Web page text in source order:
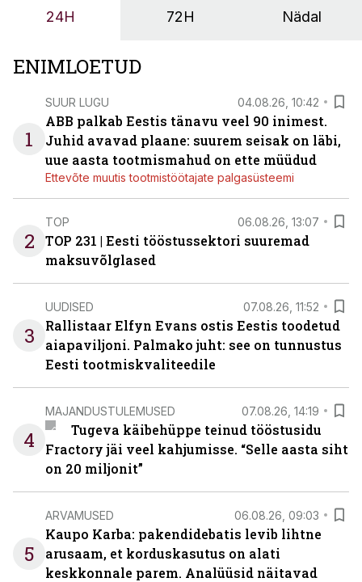
24H 72H Nädal
ENIMLOETUD
1
SUUR LUGU 04.08.26, 10:42
ABB palkab Eestis tänavu veel 90 inimest.
Juhid avavad plaane: suurem seisak on läbi,
uue aasta tootmismahud on ette müüdud
Ettevõte muutis tootmistöötajate palgasüsteemi
2
TOP 06.08.26, 13:07
TOP 231 | Eesti tööstussektori suuremad
maksuvõlglased
3
UUDISED 07.08.26, 11:52
Rallistaar Elfyn Evans ostis Eestis toodetud
aiapaviljoni. Palmako juht: see on tunnustus
Eesti tootmiskvaliteedile
4
MAJANDUSTULEMUSED 07.08.26, 14:19
Tugeva käibehüppe teinud tööstusidu
Fractory jäi veel kahjumisse. “Selle aasta siht
on 20 miljonit”
5
ARVAMUSED 06.08.26, 09:03
Kaupo Karba: pakendidebatis levib lihtne
arusaam, et korduskasutus on alati
keskkonnale parem. Analüüsid näitavad